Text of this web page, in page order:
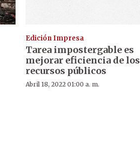
Edición Impresa
Tarea impostergable es
mejorar eficiencia de los
recursos públicos
Abril 18, 2022 01:00 a. m.